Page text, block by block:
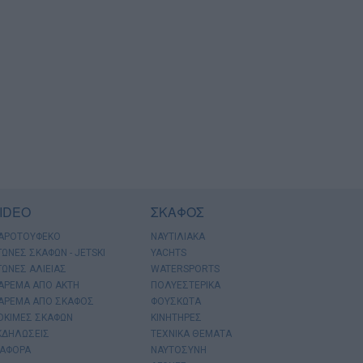
ΣΚΑΦΩΝ - JETSKI
ΑΛΙΕΙΑΣ
ΑΠΟ ΑΚΤΗ
ΑΠΟ ΣΚΑΦΟΣ
ΣΚΑΦΩΝ
ΣΚΑΦΟΣ
ΝΑΥΤΙΛΙΑΚΑ
YACHTS
WATERSPORTS
ΠΟΛΥΕΣΤΕΡΙΚΑ
ΦΟΥΣΚΩΤΑ
ΚΙΝΗΤΗΡΕΣ
ΤΕΧΝΙΚΑ ΘΕΜΑΤΑ
ΝΑΥΤΟΣΥΝΗ